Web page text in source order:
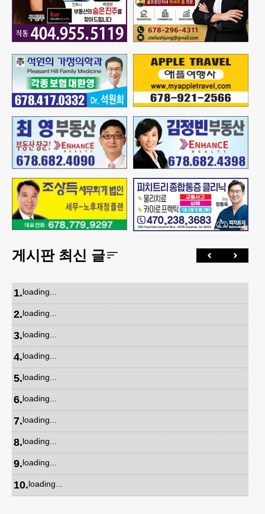
게시판 최신 글
1.loading...
2.loading...
3.loading...
4.loading...
5.loading...
6.loading...
7.loading...
8.loading...
9.loading...
10.loading...